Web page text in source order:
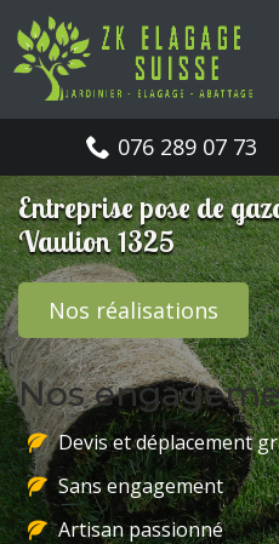
076 289 07 73
Entreprise pose de
Vaulion 1325
Nos réalisations
Nos
Devis et déplacement
Sans engagement
Artisan passionné